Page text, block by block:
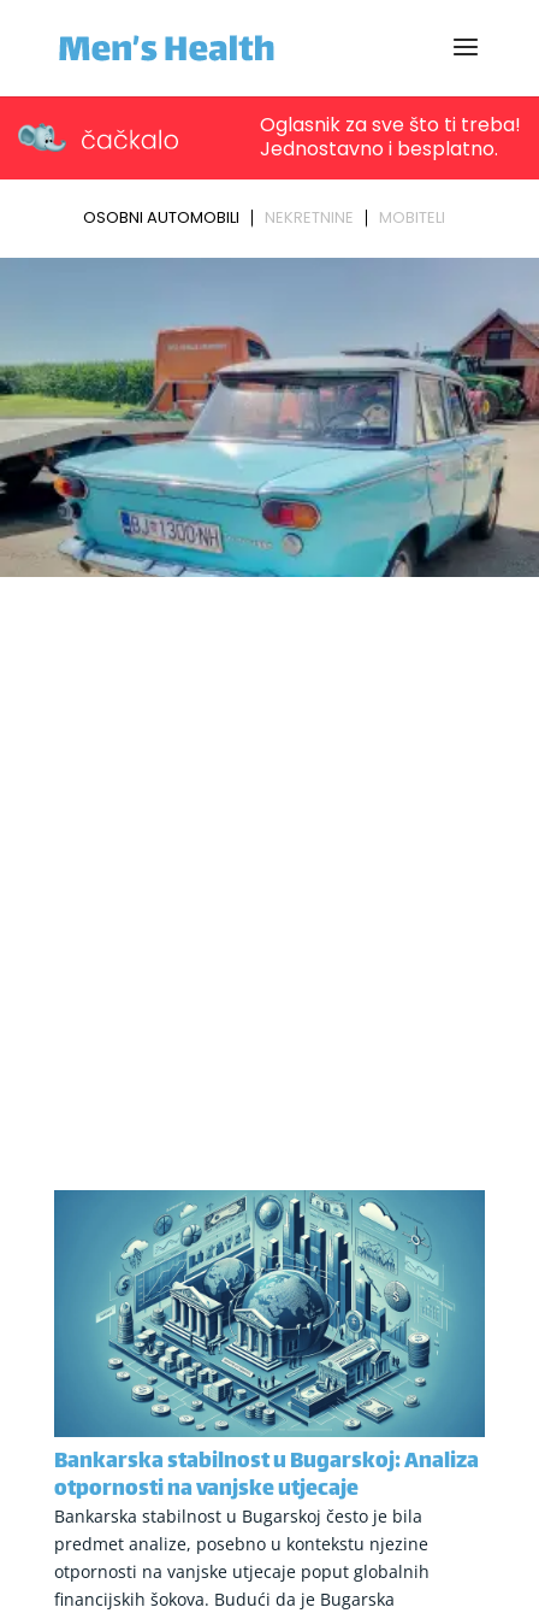
Bankarska stabilnost u Bugarskoj: Analiza
otpornosti na vanjske utjecaje
Bankarska stabilnost u Bugarskoj često je bila
predmet analize, posebno u kontekstu njezine
otpornosti na vanjske utjecaje poput globalnih
financijskih šokova. Budući da je Bugarska